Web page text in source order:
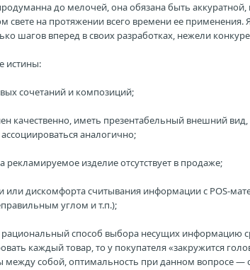
до мелочей, она обязана быть аккуратной,
свете на протяжении всего времени ее
шагов вперед в своих разработках, нежели
истины:
сочетаний и композиций;
качественно, иметь презентабельный внешний
аналогично;
рекламируемое изделие отсутствует в продаже;
или дискомфорта считывания информации с POS-
углом и т.п.);
способ выбора несущих информацию
каждый товар, то у покупателя «закружится
между собой, оптимальность при данном вопросе